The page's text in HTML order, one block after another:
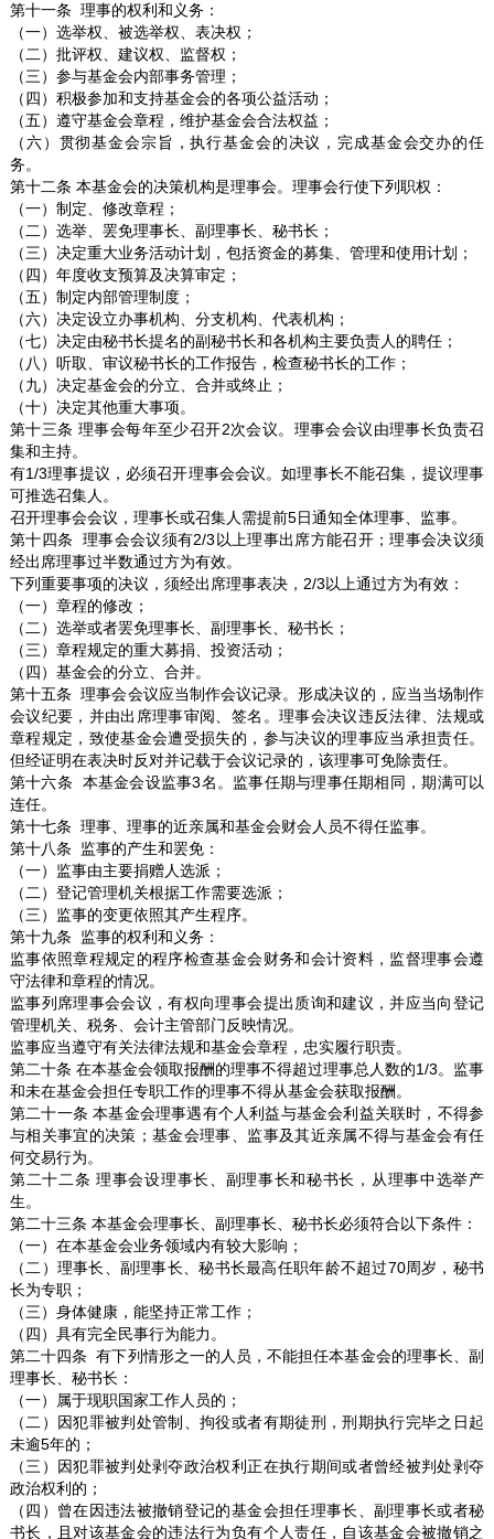
第十一条 理事的权利和义务：
（一）选举权、被选举权、表决权；
（二）批评权、建议权、监督权；
（三）参与基金会内部事务管理；
（四）积极参加和支持基金会的各项公益活动；
（五）遵守基金会章程，维护基金会合法权益；
（六）贯彻基金会宗旨，执行基金会的决议，完成基金会交办的任
务。
第十二条 本基金会的决策机构是理事会。理事会行使下列职权：
（一）制定、修改章程；
（二）选举、罢免理事长、副理事长、秘书长；
（三）决定重大业务活动计划，包括资金的募集、管理和使用计划；
（四）年度收支预算及决算审定；
（五）制定内部管理制度；
（六）决定设立办事机构、分支机构、代表机构；
（七）决定由秘书长提名的副秘书长和各机构主要负责人的聘任；
（八）听取、审议秘书长的工作报告，检查秘书长的工作；
（九）决定基金会的分立、合并或终止；
（十）决定其他重大事项。
第十三条 理事会每年至少召开2次会议。理事会会议由理事长负责召
集和主持。
有1/3理事提议，必须召开理事会会议。如理事长不能召集，提议理事
可推选召集人。
召开理事会会议，理事长或召集人需提前5日通知全体理事、监事。
第十四条 理事会会议须有2/3以上理事出席方能召开；理事会决议须
经出席理事过半数通过方为有效。
下列重要事项的决议，须经出席理事表决，2/3以上通过方为有效：
（一）章程的修改；
（二）选举或者罢免理事长、副理事长、秘书长；
（三）章程规定的重大募捐、投资活动；
（四）基金会的分立、合并。
第十五条 理事会会议应当制作会议记录。形成决议的，应当当场制作
会议纪要，并由出席理事审阅、签名。理事会决议违反法律、法规或
章程规定，致使基金会遭受损失的，参与决议的理事应当承担责任。
但经证明在表决时反对并记载于会议记录的，该理事可免除责任。
第十六条 本基金会设监事3名。监事任期与理事任期相同，期满可以
连任。
第十七条 理事、理事的近亲属和基金会财会人员不得任监事。
第十八条 监事的产生和罢免：
（一）监事由主要捐赠人选派；
（二）登记管理机关根据工作需要选派；
（三）监事的变更依照其产生程序。
第十九条 监事的权利和义务：
监事依照章程规定的程序检查基金会财务和会计资料，监督理事会遵
守法律和章程的情况。
监事列席理事会会议，有权向理事会提出质询和建议，并应当向登记
管理机关、税务、会计主管部门反映情况。
监事应当遵守有关法律法规和基金会章程，忠实履行职责。
第二十条 在本基金会领取报酬的理事不得超过理事总人数的1/3。监事
和未在基金会担任专职工作的理事不得从基金会获取报酬。
第二十一条 本基金会理事遇有个人利益与基金会利益关联时，不得参
与相关事宜的决策；基金会理事、监事及其近亲属不得与基金会有任
何交易行为。
第二十二条 理事会设理事长、副理事长和秘书长，从理事中选举产
生。
第二十三条 本基金会理事长、副理事长、秘书长必须符合以下条件：
（一）在本基金会业务领域内有较大影响；
（二）理事长、副理事长、秘书长最高任职年龄不超过70周岁，秘书
长为专职；
（三）身体健康，能坚持正常工作；
（四）具有完全民事行为能力。
第二十四条 有下列情形之一的人员，不能担任本基金会的理事长、副
理事长、秘书长：
（一）属于现职国家工作人员的；
（二）因犯罪被判处管制、拘役或者有期徒刑，刑期执行完毕之日起
未逾5年的；
（三）因犯罪被判处剥夺政治权利正在执行期间或者曾经被判处剥夺
政治权利的；
（四）曾在因违法被撤销登记的基金会担任理事长、副理事长或者秘
书长，且对该基金会的违法行为负有个人责任，自该基金会被撤销之